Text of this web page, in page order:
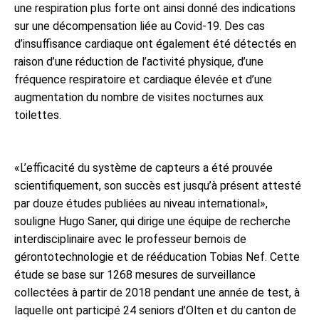
une respiration plus forte ont ainsi donné des indications
sur une décompensation liée au Covid-19. Des cas
d’insuffisance cardiaque ont également été détectés en
raison d’une réduction de l’activité physique, d’une
fréquence respiratoire et cardiaque élevée et d’une
augmentation du nombre de visites nocturnes aux
toilettes.
«L’efficacité du système de capteurs a été prouvée
scientifiquement, son succès est jusqu’à présent attesté
par douze études publiées au niveau international»,
souligne Hugo Saner, qui dirige une équipe de recherche
interdisciplinaire avec le professeur bernois de
gérontotechnologie et de rééducation Tobias Nef. Cette
étude se base sur 1268 mesures de surveillance
collectées à partir de 2018 pendant une année de test, à
laquelle ont participé 24 seniors d’Olten et du canton de